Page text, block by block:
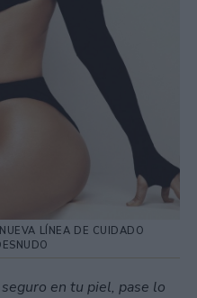
LÍNEA DE CUIDADO
en tu piel, pase lo